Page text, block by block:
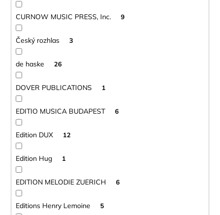
CURNOW MUSIC PRESS, Inc. 9
Český rozhlas 3
de haske 26
DOVER PUBLICATIONS 1
EDITIO MUSICA BUDAPEST 6
Edition DUX 12
Edition Hug 1
EDITION MELODIE ZUERICH 6
Editions Henry Lemoine 5